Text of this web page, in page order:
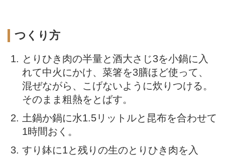
つくり方
とりひき肉の半量と酒大さじ3を小鍋に入
れて中火にかけ、菜箸を3膳ほど使って、
混ぜながら、こげないように炊りつける。
そのまま粗熱をとばす。
土鍋か鍋に水1.5リットルと昆布を合わせて
1時間おく。
すり鉢に1と残りの生のとりひき肉を入